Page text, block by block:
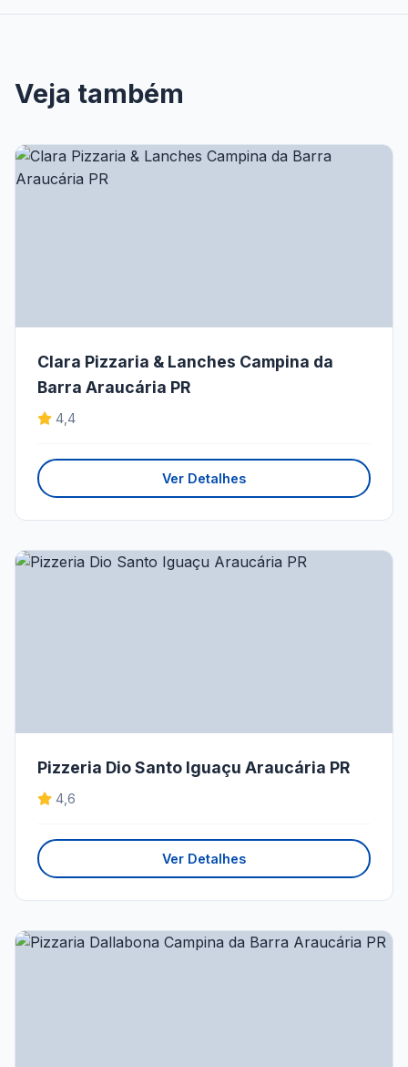
Veja também
Clara Pizzaria & Lanches Campina da
Barra Araucária PR
4,4
Ver Detalhes
Pizzeria Dio Santo Iguaçu Araucária PR
4,6
Ver Detalhes